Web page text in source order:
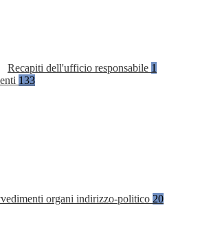
Recapiti dell'ufficio responsabile 1
133
organi indirizzo-politico 20